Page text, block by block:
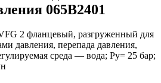
065B2401
2 фланцевый, разгруженный для
давления, перепада давления,
среда — вода; Ру= 25 бар;